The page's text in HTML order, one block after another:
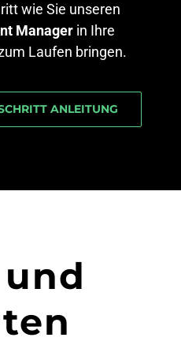
wie Sie unseren
Manager in Ihre
Laufen bringen.
ANLEITUNG